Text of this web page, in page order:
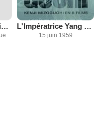
Le Satellite mysterieux L'Impératrice Yang Kwei-Fei
15 juin 1959